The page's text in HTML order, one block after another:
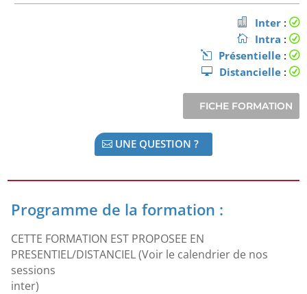
Inter:
Intra :
Présentielle:
Distancielle:
UNE QUESTION ?
Programme de la formation :
CETTE FORMATION EST PROPOSEE EN
PRESENTIEL/DISTANCIEL (Voir le calendrier de nos
sessions
inter)